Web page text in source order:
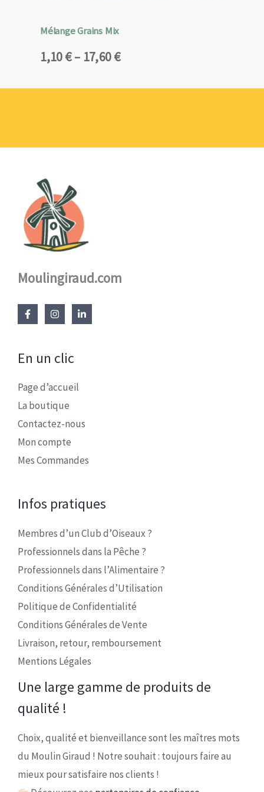
Mélange Grains Mix
1,10€– 17,60€
Plage
prix :
Moulingiraud.com
En un clic
Page d’accueil
La boutique
Contactez-nous
Mon compte
Mes Commandes
Infos pratiques
Membres d’un Club d’Oiseaux ?
Professionnels dans la Pêche ?
Professionnels dans l’Alimentaire ?
Conditions Générales d’Utilisation
Politique de Confidentialité
Conditions Générales de Vente
Livraison, retour, remboursement
Mentions Légales
Une large gamme de produits de
qualité !
Choix, qualité et bienveillance sont les maîtres mots
du Moulin Giraud ! Notre souhait : toujours faire au
mieux pour satisfaire nos clients !